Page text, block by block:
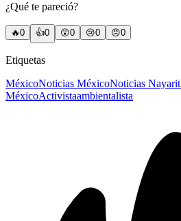
¿Qué te pareció?
🔥0 👍0 😲0 😢0 😠0
Etiquetas
MéxicoNoticias MéxicoNoticias Nayarit
MéxicoActivistaambientalista